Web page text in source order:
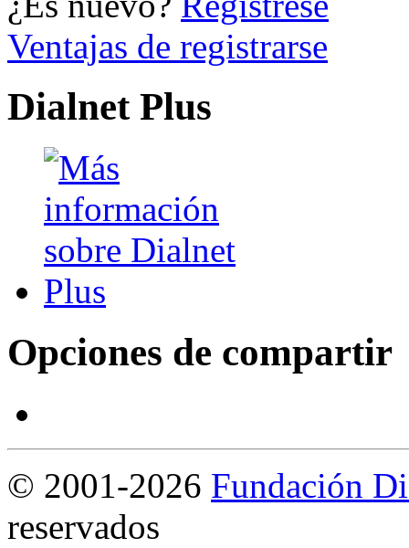
Ventajas de registrarse
Dialnet Plus
Opciones de compartir
© 2001-2026 Fundación
reservados